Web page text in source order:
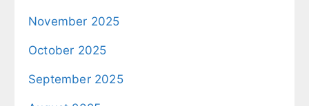
November 2025
October 2025
September 2025